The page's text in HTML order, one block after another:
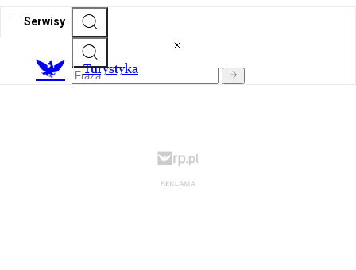
Serwisy
Turystyka